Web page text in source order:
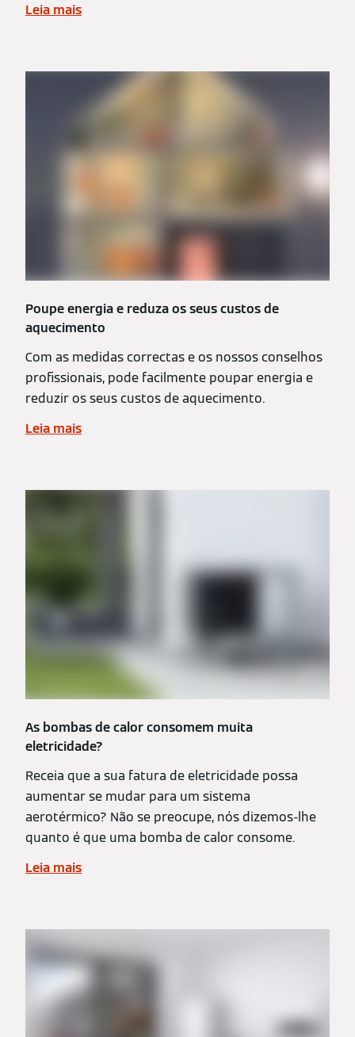
Leia mais
Poupe energia e reduza os seus custos de
aquecimento
Com as medidas correctas e os nossos conselhos
profissionais, pode facilmente poupar energia e
reduzir os seus custos de aquecimento.
Leia mais
As bombas de calor consomem muita
eletricidade?
Receia que a sua fatura de eletricidade possa
aumentar se mudar para um sistema
aerotérmico? Não se preocupe, nós dizemos-lhe
quanto é que uma bomba de calor consome.
Leia mais